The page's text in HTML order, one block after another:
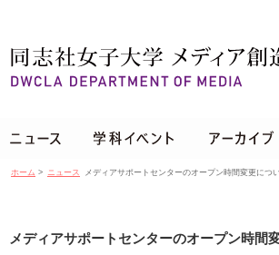
ホーム > ニュース メディアサポートセンターのオープン時間変更につ
メディアサポートセンターのオープン時間